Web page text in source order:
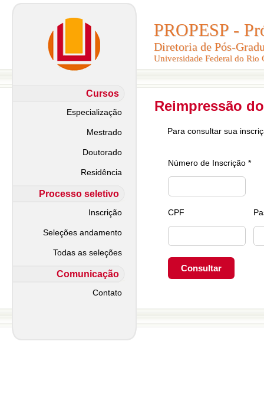
PROPESP -
Diretoria de Pós-
Universidade Federal do Rio
PROPESP -
Diretoria de Pós-
Universidade Federal do Rio
Cursos
Especialização
Mestrado
Doutorado
Residência
Processo seletivo
Inscrição
Seleções andamento
Todas as seleções
Comunicação
Contato
Reimpressão
Para consultar sua
Número de Inscrição *
CPF